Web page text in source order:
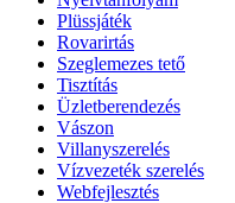
Plüssjáték
Rovarirtás
Szeglemezes tető
Tisztítás
Üzletberendezés
Vászon
Villanyszerelés
Vízvezeték szerelés
Webfejlesztés